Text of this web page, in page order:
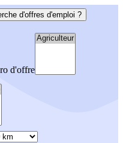
d'offres d'emploi ?
d'offre